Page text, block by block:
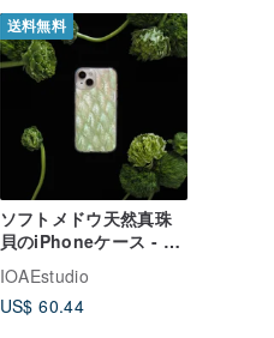
送料無料
ソフトメドウ天然真珠
貝のiPhoneケース - 職
リーン - デザイナー
IOAEstudio
US$ 60.44